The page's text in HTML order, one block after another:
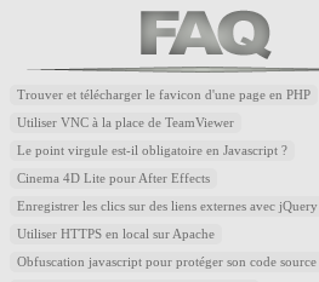
Trouver et télécharger le favicon d'une page en PHP
Utiliser VNC à la place de TeamViewer
Le point virgule est-il obligatoire en Javascript ?
Cinema 4D Lite pour After Effects
Enregistrer les clics sur des liens externes avec jQuery
Utiliser HTTPS en local sur Apache
Obfuscation javascript pour protéger son code source